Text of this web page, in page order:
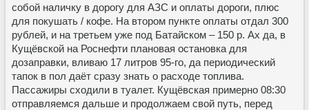
собой наличку в дорогу для АЗС и оплаты дороги, плюс
для покушать / кофе. На втором пункте оплаты отдал 300
рублей, и на третьем уже под Батайском – 150 р. Ах да, в
Кущёвской на Роснефти плановая остановка для
дозаправки, вливаю 17 литров 95-го, да периодический
тапок в пол даёт сразу знать о расходе топлива.
Пассажиры сходили в туалет. Кущёвская примерно 08:30
отправляемся дальше и продолжаем свой путь, перед